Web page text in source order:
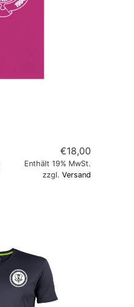
€18,00
Enthält 19% MwSt.
zzgl.Versand